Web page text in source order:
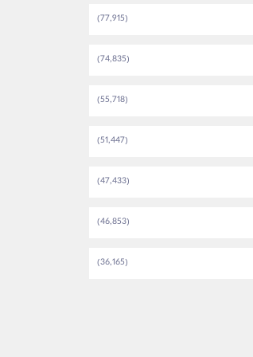
(77,915)
(74,835)
(55,718)
(51,447)
(47,433)
(46,853)
(36,165)